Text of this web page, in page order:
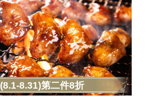
(8.1-8.31)第二件8折